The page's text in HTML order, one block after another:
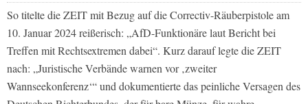
So titelte die ZEIT mit Bezug auf die Correctiv-Räuberpistole am
10. Januar 2024 reißerisch: „AfD-Funktionäre laut Bericht bei
Treffen mit Rechtsextremen dabei“. Kurz darauf legte die ZEIT
nach: „Juristische Verbände warnen vor ‚zweiter
Wannseekonferenz‘“ und dokumentierte das peinliche Versagen des